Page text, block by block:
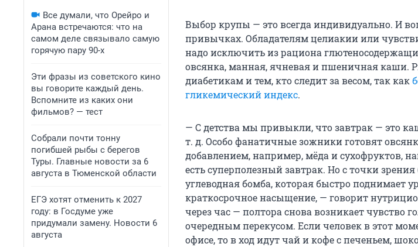
Все думали, что Орейро и
Арана встречаются: что на
самом деле связывало самую
горячую пару 90-х
Эти фразы из советского кино
вы говорите каждый день.
Вспомните из каких они
фильмов? — тест
Собрали почти тонну
погибшей рыбы с берегов
Туры. Главные новости за 6
августа в Тюменской области
ЕГЭ хотят отменить к 2027
году: в Госдуме уже
придумали замену. Новости 6
августа
Выбор крупы — это всегда индивидуально. И
привычках. Обладателям целиакии или
надо исключить из рациона
овсянка, манная, ячневая и пшеничная каши.
диабетикам и тем, кто следит за весом, так как
гликемический индекс.
— С детства мы привыкли, что завтрак — это
т. д. Особо фанатичные зожники готовят
добавлением, например, мёда и сухофруктов,
есть суперполезный завтрак. Но с точки
углеводная бомба, которая быстро поднимает
краткосрочное насыщение, — говорит
через час — полтора снова возникает чувство
очередным перекусом. Если человек в этот
офисе, то в ход идут чай и кофе с печеньем,